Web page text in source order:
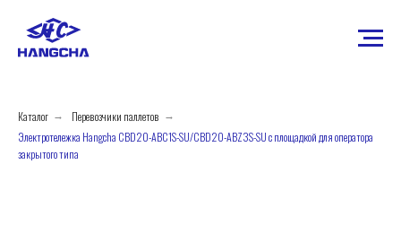
Каталог → Перевозчики паллетов →
Электротележка Hangcha CBD20-ABC1S-SU/СBD20-ABZ3S-SU с площадкой для оператора
закрытого типа